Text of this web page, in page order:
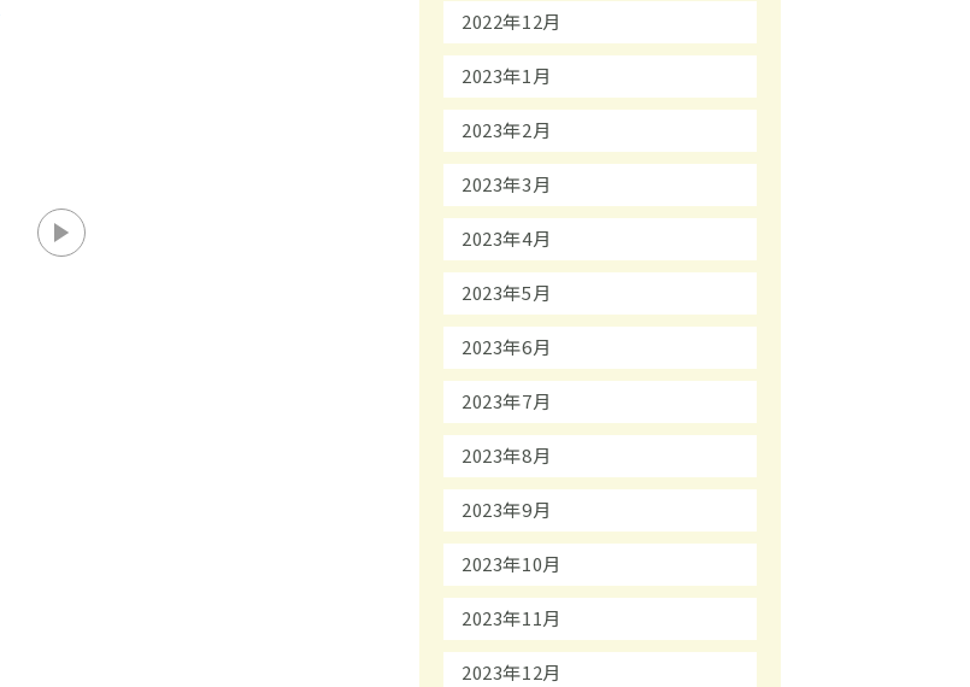
2022年12月
2023年1月
2023年2月
2023年3月
2023年4月
2023年5月
2023年6月
2023年7月
2023年8月
2023年9月
2023年10月
2023年11月
2023年12月